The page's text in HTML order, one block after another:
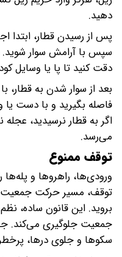
دهید.
پس از رسیدن قطار، ابتدا
سپس با آرامش سوار
دقت کنید تا پا یا وسایل
بعد از سوار شدن به قطار،
فاصله بگیرید و با دست
اگر به قطار نرسیدید،
می‌رسد.
توقف ممنوع
ورودی‌ها، راهروها و
توقف، مسیر حرکت جمعیت
بروید. این قانون ساده،
جمعیت جلوگیری می‌کند.
سکوها و جلوی درها،